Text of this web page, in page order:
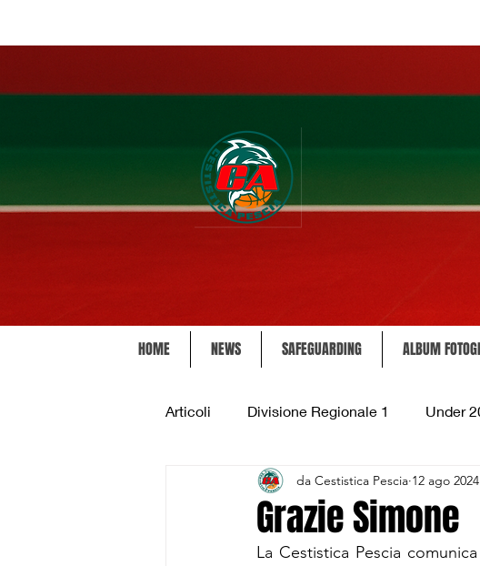
HOME NEWS SAFEGUARDING ALBUM
Articoli Divisione Regionale 1 Under
Under 15 Silver Under 14 Silver
CSI Juniores CSI Under 13
Grazie Simone
da Cestistica Pescia 12 ago 2024
La Cestistica Pescia